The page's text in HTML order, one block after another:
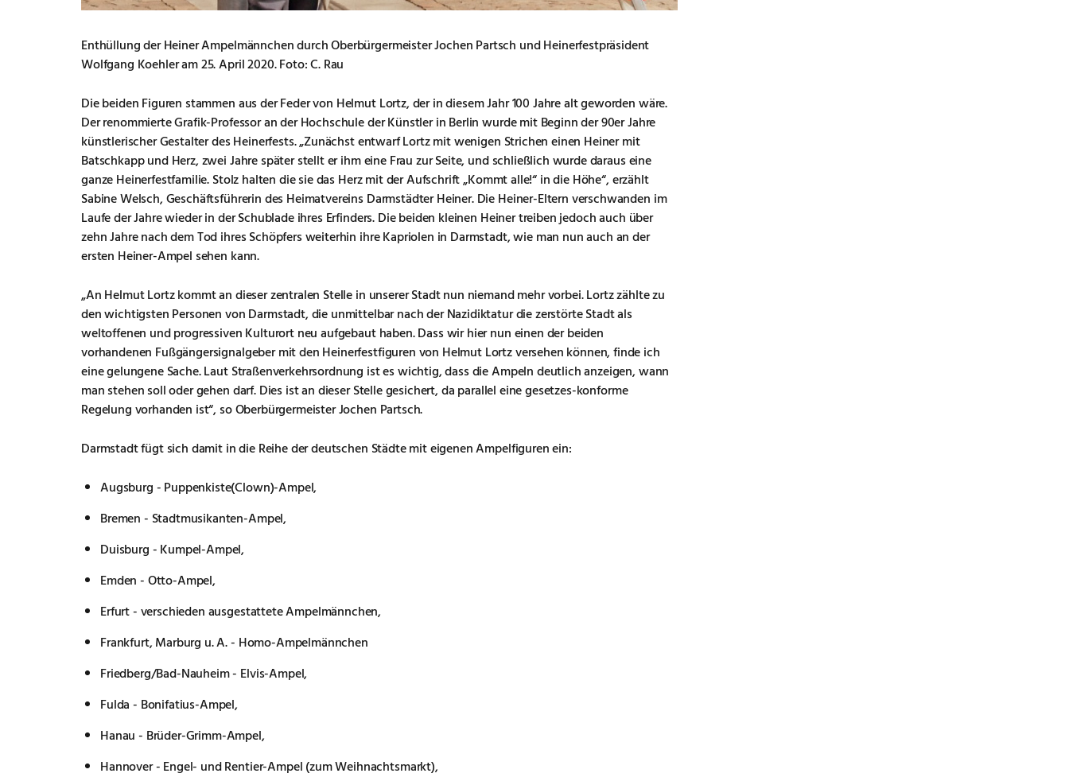
Enthüllung der Heiner Ampelmännchen durch Oberbürgermeister Jochen Partsch und Heinerfestpräsident
Wolfgang Koehler am 25. April 2020. Foto: C. Rau
Die beiden Figuren stammen aus der Feder von Helmut Lortz, der in diesem Jahr 100 Jahre alt geworden wäre.
Der renommierte Grafik-Professor an der Hochschule der Künstler in Berlin wurde mit Beginn der 90er Jahre
künstlerischer Gestalter des Heinerfests. „Zunächst entwarf Lortz mit wenigen Strichen einen Heiner mit
Batschkapp und Herz, zwei Jahre später stellt er ihm eine Frau zur Seite, und schließlich wurde daraus eine
ganze Heinerfestfamilie. Stolz halten die sie das Herz mit der Aufschrift „Kommt alle!“ in die Höhe“, erzählt
Sabine Welsch, Geschäftsführerin des Heimatvereins Darmstädter Heiner. Die Heiner-Eltern verschwanden im
Laufe der Jahre wieder in der Schublade ihres Erfinders. Die beiden kleinen Heiner treiben jedoch auch über
zehn Jahre nach dem Tod ihres Schöpfers weiterhin ihre Kapriolen in Darmstadt, wie man nun auch an der
ersten Heiner-Ampel sehen kann.
„An Helmut Lortz kommt an dieser zentralen Stelle in unserer Stadt nun niemand mehr vorbei. Lortz zählte zu
den wichtigsten Personen von Darmstadt, die unmittelbar nach der Nazidiktatur die zerstörte Stadt als
weltoffenen und progressiven Kulturort neu aufgebaut haben. Dass wir hier nun einen der beiden
vorhandenen Fußgängersignalgeber mit den Heinerfestfiguren von Helmut Lortz versehen können, finde ich
eine gelungene Sache. Laut Straßenverkehrsordnung ist es wichtig, dass die Ampeln deutlich anzeigen, wann
man stehen soll oder gehen darf. Dies ist an dieser Stelle gesichert, da parallel eine gesetzes-konforme
Regelung vorhanden ist“, so Oberbürgermeister Jochen Partsch.
Darmstadt fügt sich damit in die Reihe der deutschen Städte mit eigenen Ampelfiguren ein:
Augsburg - Puppenkiste(Clown)-Ampel,
Bremen - Stadtmusikanten-Ampel,
Duisburg - Kumpel-Ampel,
Emden - Otto-Ampel,
Erfurt - verschieden ausgestattete Ampelmännchen,
Frankfurt, Marburg u. A. - Homo-Ampelmännchen
Friedberg/Bad-Nauheim - Elvis-Ampel,
Fulda - Bonifatius-Ampel,
Hanau - Brüder-Grimm-Ampel,
Hannover - Engel- und Rentier-Ampel (zum Weihnachtsmarkt),